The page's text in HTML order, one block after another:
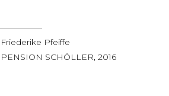
Friederike Pfeiffe
PENSION SCHÖLLER, 2016